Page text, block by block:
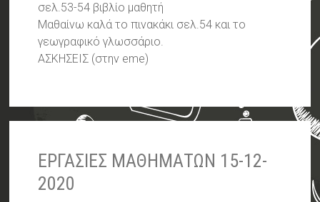
σελ.53-54 βιβλίο μαθητή
Μαθαίνω καλά το πινακάκι σελ.54 και το
γεωγραφικό γλωσσάριο.
ΑΣΚΗΣΕΙΣ (στην eme)
ΕΡΓΑΣΙΕΣ ΜΑΘΗΜΑΤΩΝ 15-12-
2020